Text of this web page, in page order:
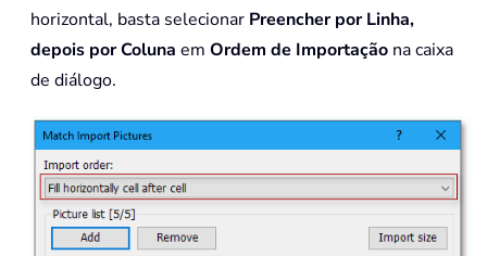
horizontal, basta selecionar Preencher por Linha,
depois por Coluna em Ordem de Importação na caixa
de diálogo.